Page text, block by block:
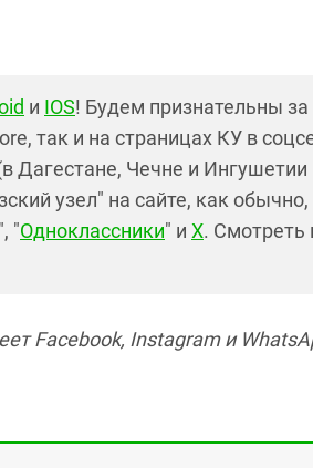
и IOS! Будем признательны за
так и на страницах КУ в
Дагестане, Чечне и Ингушетии
узел" на сайте, как обычно,
", "Одноклассники" и X. Смотреть
Facebook, Instagram и